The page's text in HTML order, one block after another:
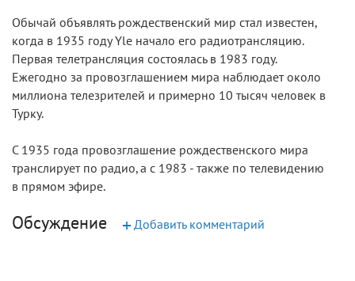
Обычай объявлять рождественский мир стал известен,
когда в 1935 году Yle начало его радиотрансляцию.
Первая телетрансляция состоялась в 1983 году.
Ежегодно за провозглашением мира наблюдает около
миллиона телезрителей и примерно 10 тысяч человек в
Турку.
С 1935 года провозглашение рождественского мира
транслирует по радио, а с 1983 - также по телевидению
в прямом эфире.
Обсуждение + Добавить комментарий